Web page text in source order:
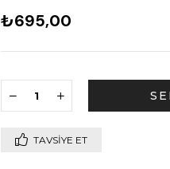
₺695,00
TAVSIYE ET